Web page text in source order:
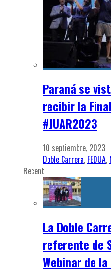
Paraná se
recibir la
#JUAR2023
10 septiembre, 2023
Doble Carrera, FEDUA,
Recent
La Doble
referente de
Webinar de la